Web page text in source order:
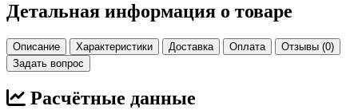
Детальная информация о товаре
Описание Характеристики Доставка Оплата
Отзывы (0)
Задать вопрос
Расчётные данные